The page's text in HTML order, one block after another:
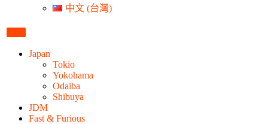
中文 (台灣)
Japan
Tokio
Yokohama
Odaiba
Shibuya
JDM
Fast & Furious